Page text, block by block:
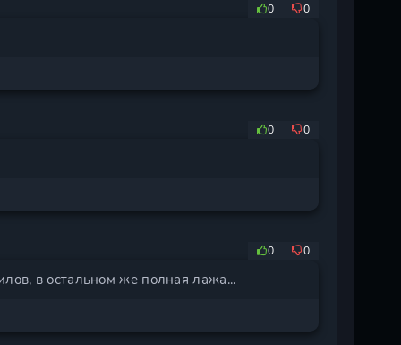
0 0
0 0
0 0
в остальном же полная лажа...